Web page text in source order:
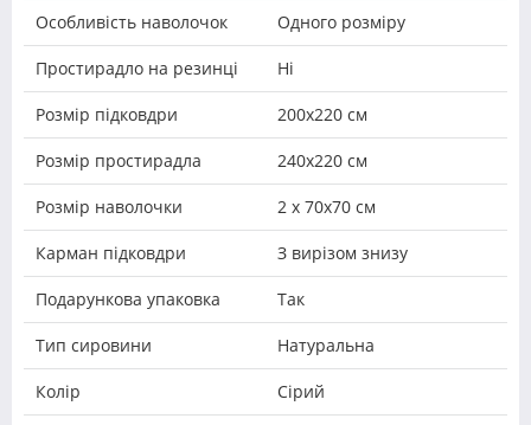
Особливість наволочок Одного розміру
Простирадло на резинці Ні
Розмір підковдри 200х220 см
Розмір простирадла 240х220 см
Розмір наволочки 2 х 70х70 см
Карман підковдри З вирізом знизу
Подарункова упаковка Так
Тип сировини Натуральна
Колір Сірий